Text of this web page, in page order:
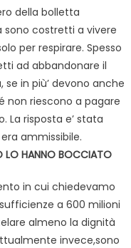
della bolletta
sono costretti a vivere
per respirare. Spesso
ad abbandonare il
in più’ devono anche
non riescono a pagare
La risposta e’ stata
ammissibile.
LO HANNO BOCCIATO
in cui chiedevamo
a 600 milioni
almeno la dignità
invece,sono